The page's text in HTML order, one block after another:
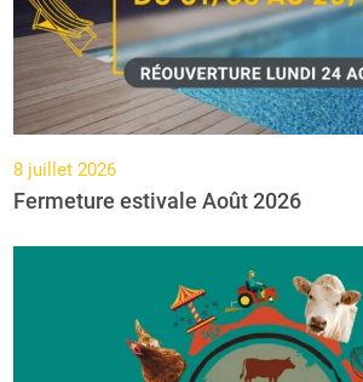
8 juillet 2026
Fermeture estivale Août 2026